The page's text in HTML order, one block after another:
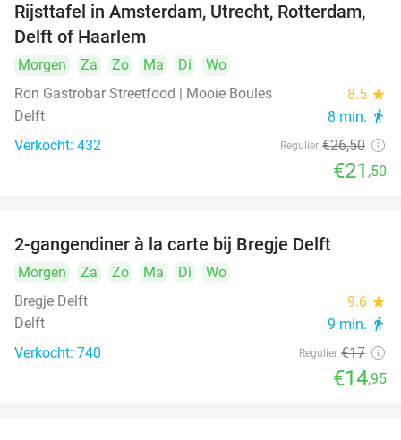
19%
Rijsttafel in Amsterdam, Utrecht, Rotterdam,
Delft of Haarlem
Morgen Za Zo Ma Di
Wo
Ron Gastrobar Streetfood | Mooie Boules
8.5 star
Delft 8 min. directions_walk
Verkocht: 432 Regulier €26,50
€21 ,50
2-gangendiner à la carte bij Bregje Delft
Morgen Za Zo Ma Di
Wo
Bregje Delft
9.6 star
Delft 9 min. directions_walk
Verkocht: 740 Regulier €17
€14,95